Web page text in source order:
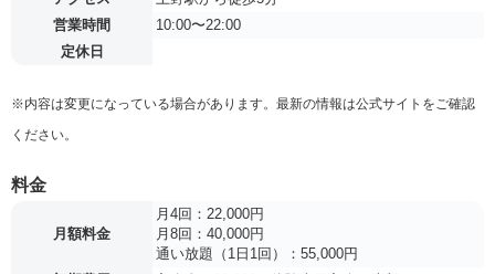
営業時間
10:00〜22:00
定休日
※内容は変更になっている場合があります。最新の情報は公式サイトをご確認
ください。
料金
月額料金
月4回：22,000円
月8回：40,000円
通い放題（1日1回）：55,000円